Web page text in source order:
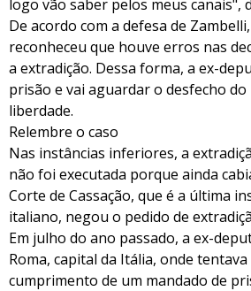
logo vão saber pelos meus canais",
De acordo com a defesa de
reconheceu que houve erros nas
a extradição. Dessa forma, a ex-
prisão e vai aguardar o desfecho do
liberdade.
Relembre o caso
Nas instâncias inferiores, a
não foi executada porque ainda
Corte de Cassação, que é a última
italiano, negou o pedido de
Em julho do ano passado, a ex-
Roma, capital da Itália, onde
cumprimento de um mandado de